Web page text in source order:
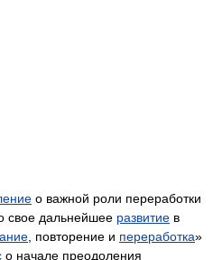
о важной роли переработки
свое дальнейшее развитие в
, повторение и переработка»
о начале преодоления